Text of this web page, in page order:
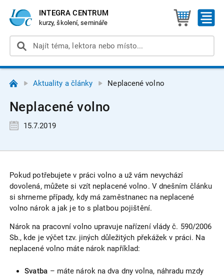
INTEGRA CENTRUM
kurzy, školení, semináře
Aktuality a články Neplacené volno
Neplacené volno
15.7.2019
Pokud potřebujete v práci volno a už vám nevychází
dovolená, můžete si vzít neplacené volno. V dnešním článku
si shrneme případy, kdy má zaměstnanec na neplacené
volno nárok a jak je to s platbou pojištění.
Nárok na pracovní volno upravuje nařízení vlády č. 590/2006
Sb., kde je výčet tzv. jiných důležitých překážek v práci. Na
neplacené volno máte nárok například:
Svatba – máte nárok na dva dny volna, náhradu mzdy